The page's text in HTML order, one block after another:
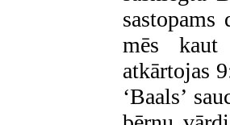
mēs
atkārtojas
‘Baals’